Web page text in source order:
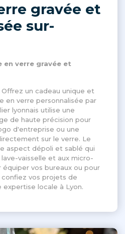
gravée et
sur-
en verre gravée et
Offrez un cadeau unique et
en verre personnalisée par
lyonnais utilise une
de haute précision pour
d'entreprise ou une
sur le verre. Le
aspect dépoli et sablé qui
vaisselle et aux micro-
vos bureaux ou pour
confiez vos projets de
locale à Lyon.